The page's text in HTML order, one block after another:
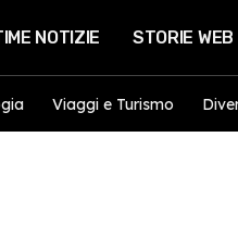
NOTIZIE STORIE WEB
Viaggi e Turismo